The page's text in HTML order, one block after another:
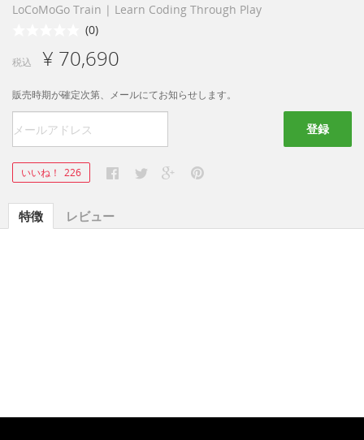
LoCoMoGo Train | Learn Coding Through Play
(0)
税込 ¥ 70,690
販売時期が確定次第、メールにてお知らせします。
登録
いいね！ 226
特徴 レビュー